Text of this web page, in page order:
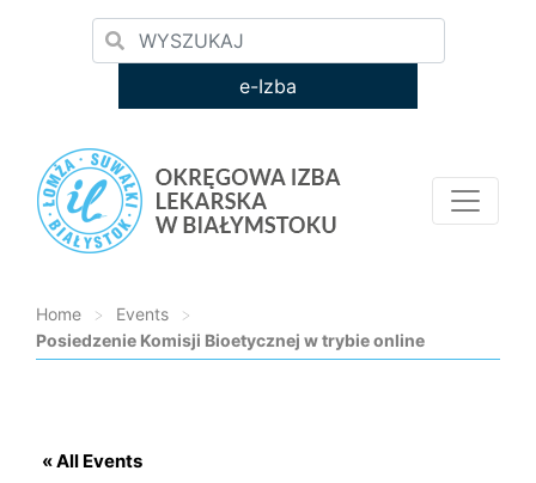
e-Izba
Home > Events
>
Posiedzenie Komisji Bioetycznej w trybie online
« All Events